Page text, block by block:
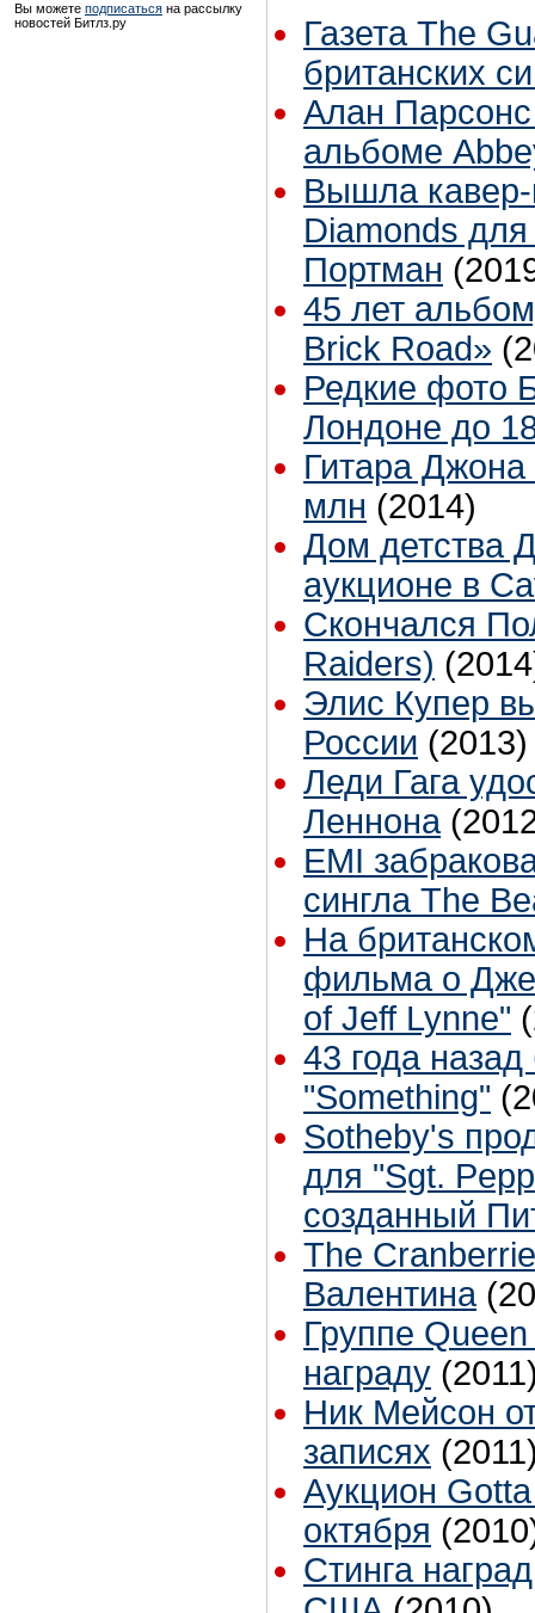
Вы можете подписаться на рассылку
новостей Битлз.ру
Газета The
британских
Алан
альбоме
Вышла кавер-
Diamonds
Портман
45 лет
Brick Road»
Редкие фото
Лондоне до
Гитара
млн (2014)
Дом детства
аукционе в
Скончался
Raiders)
Элис Купер
России (2013)
Леди Гага
Леннона
EMI
сингла The
На
фильма о
of Jeff Lynne"
43 года
"Something"
Sotheby's
для "Sgt.
созданный
The
Валентина
Группе
награду
Ник Мейсон
записях
Аукцион
октября
Стинга